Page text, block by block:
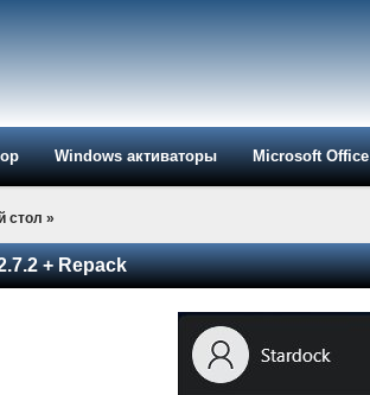
Windows активаторы Microsoft Office
стол »
+ Repack